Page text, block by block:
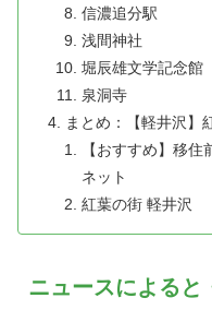
信濃追分駅
浅間神社
堀辰雄文学記念館
泉洞寺
まとめ：【軽井沢】
【おすすめ】移
ネット
紅葉の街 軽井沢
ニュースによると